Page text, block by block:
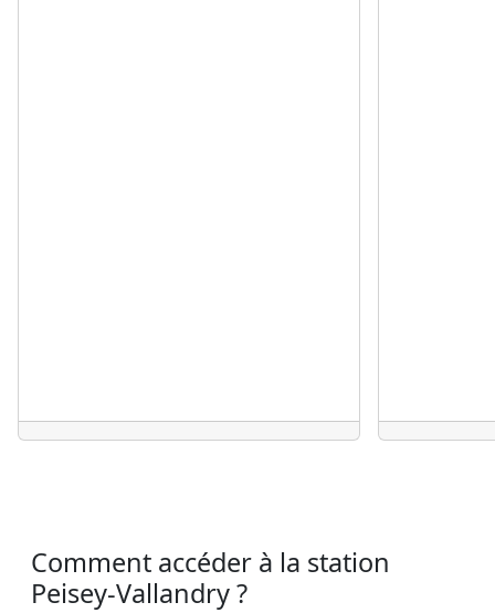
Comment accéder à la station
Peisey-Vallandry ?